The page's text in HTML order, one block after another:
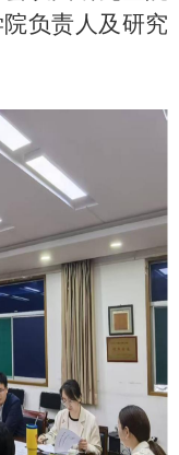
负责人及研究